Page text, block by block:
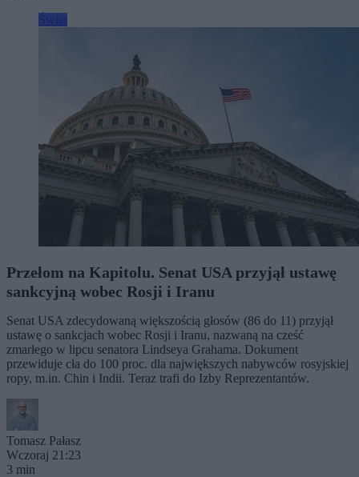
Przełom na Kapitolu. Senat USA przyjął ustawę
sankcyjną wobec Rosji i Iranu
Senat USA zdecydowaną większością głosów (86 do 11) przyjął
ustawę o sankcjach wobec Rosji i Iranu, nazwaną na cześć
zmarłego w lipcu senatora Lindseya Grahama. Dokument
przewiduje cła do 100 proc. dla największych nabywców rosyjskiej
ropy, m.in. Chin i Indii. Teraz trafi do Izby Reprezentantów.
Tomasz Pałasz
Wczoraj 21:23
3 min